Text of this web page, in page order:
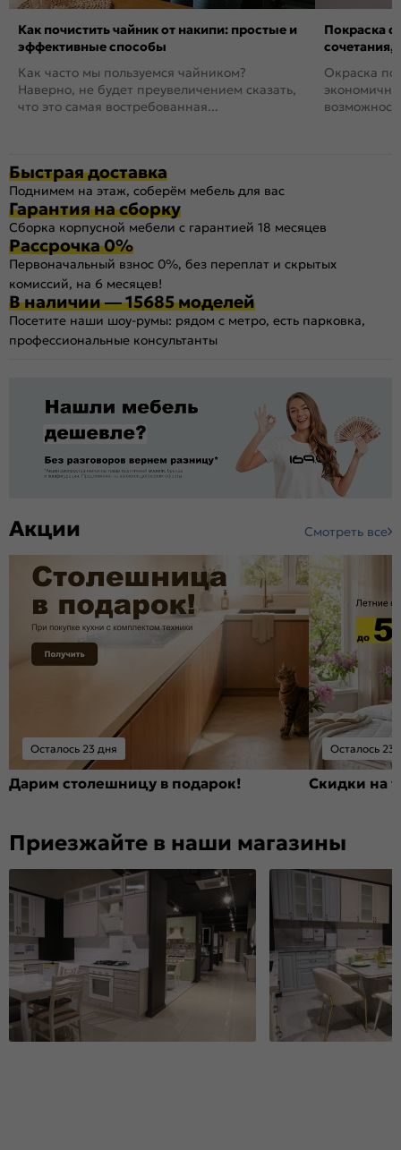
Как почистить чайник от накипи: простые и
эффективные способы
Как часто мы пользуемся чайником?
Наверно, не будет преувеличением сказать,
что это самая востребованная...
Покраска
сочетания,
Окраска
Быстрая доставка
Поднимем на этаж, соберём мебель для вас
Гарантия на сборку
Сборка корпусной мебели с гарантией 18 месяцев
Рассрочка 0%
Первоначальный взнос 0%, без переплат и скрытых
комиссий, на 6 месяцев!
В наличии — 15685 моделей
Посетите наши шоу-румы: рядом с метро, есть парковка,
профессиональные консультанты
Акции Смотреть все
Осталось 23 дня
Дарим столешницу в подарок!
Осталось 23
Скидки на
Приезжайте в наши магазины